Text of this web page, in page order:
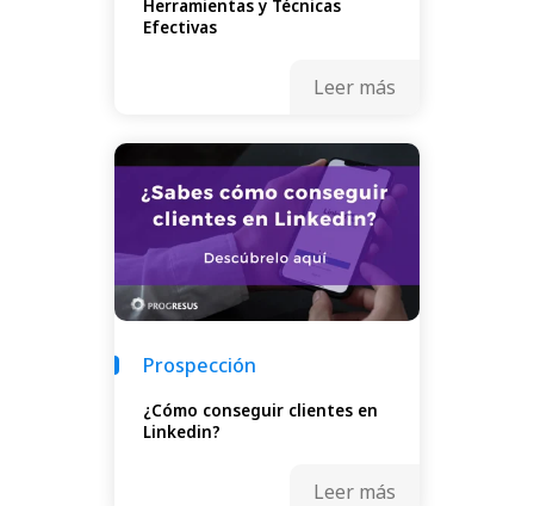
Herramientas y Técnicas
Efectivas
Leer más
Prospección
¿Cómo conseguir clientes en
Linkedin?
Leer más